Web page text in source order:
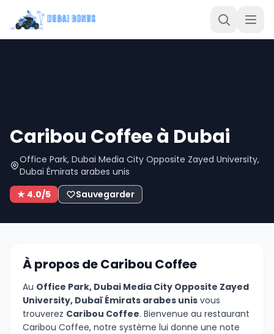
Caribou Coffee à Dubai
Office Park, Dubai Media City Opposite Zayed University,
Dubaï Émirats arabes unis
★ 4.0/5
Sauvegarder
À propos de Caribou Coffee
Au Office Park, Dubai Media City Opposite Zayed
University, Dubaï Émirats arabes unis vous
trouverez Caribou Coffee. Bienvenue au restaurant
Caribou Coffee, notre système lui donne une note